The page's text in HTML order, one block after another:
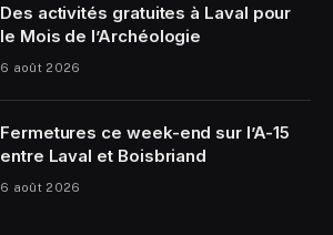
Des activités gratuites à Laval pour
le Mois de l’Archéologie
6 août 2026
Fermetures ce week-end sur l’A-15
entre Laval et Boisbriand
6 août 2026